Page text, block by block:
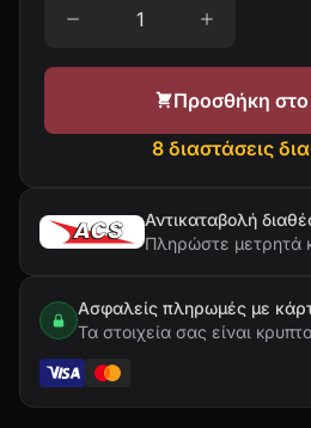
Προσθήκη
8 διαστάσεις
Αντικαταβολή
Πληρώστε μετρητά
Ασφαλείς πληρωμές με
Τα στοιχεία σας είναι